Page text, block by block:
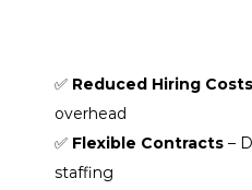
✅ Reduced Hiring Costs
overhead
✅ Flexible Contracts –
staffing